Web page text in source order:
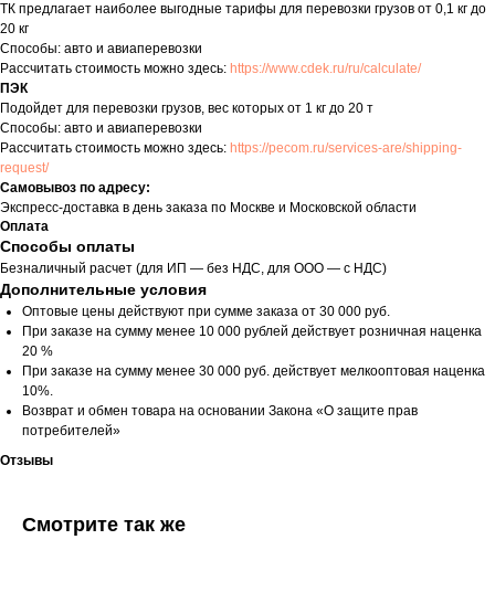
ТК предлагает наиболее выгодные тарифы для перевозки грузов от 0,1 кг до
20 кг
Способы: авто и авиаперевозки
Рассчитать стоимость можно здесь: https://www.cdek.ru/ru/calculate/
ПЭК
Подойдет для перевозки грузов, вес которых от 1 кг до 20 т
Способы: авто и авиаперевозки
Рассчитать стоимость можно здесь: https://pecom.ru/services-are/shipping-
request/
Самовывоз по адресу:
Экспресс-доставка в день заказа по Москве и Московской области
Оплата
Способы оплаты
Безналичный расчет (для ИП — без НДС, для ООО — с НДС)
Дополнительные условия
Оптовые цены действуют при сумме заказа от 30 000 руб.
При заказе на сумму менее 10 000 рублей действует розничная наценка
20 %
При заказе на сумму менее 30 000 руб. действует мелкооптовая наценка
10%.
Возврат и обмен товара на основании Закона «О защите прав
потребителей»
Отзывы
Смотрите так же